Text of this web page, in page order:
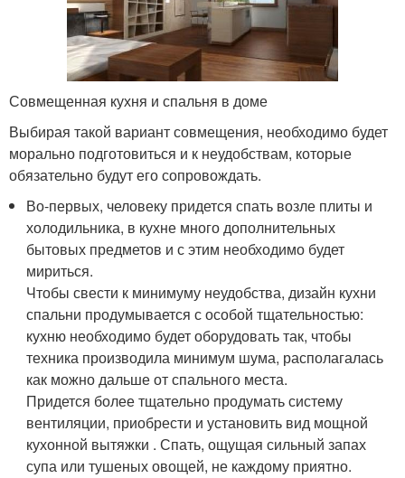
Совмещенная кухня и спальня в доме
Выбирая такой вариант совмещения, необходимо будет
морально подготовиться и к неудобствам, которые
обязательно будут его сопровождать.
Во-первых, человеку придется спать возле плиты и
холодильника, в кухне много дополнительных
бытовых предметов и с этим необходимо будет
мириться.
Чтобы свести к минимуму неудобства, дизайн кухни
спальни продумывается с особой тщательностью:
кухню необходимо будет оборудовать так, чтобы
техника производила минимум шума, располагалась
как можно дальше от спального места.
Придется более тщательно продумать систему
вентиляции, приобрести и установить вид мощной
кухонной вытяжки . Спать, ощущая сильный запах
супа или тушеных овощей, не каждому приятно.